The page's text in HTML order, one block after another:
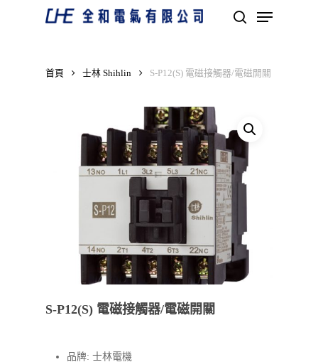
Menu
首頁 士林 Shihlin S-P12(S) 電磁接觸器/電磁開關
S-P12(S) 電磁接觸器/電磁開關
品牌: 士林電機